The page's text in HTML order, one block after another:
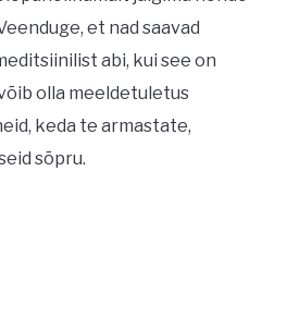
et nad saavad
abi, kui see on
olla meeldetuletus
keda te armastate,
sõpru.